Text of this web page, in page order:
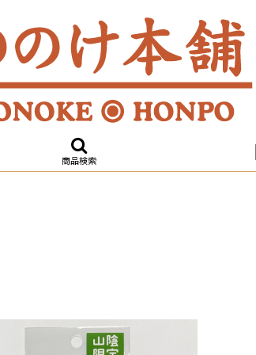
商品検索